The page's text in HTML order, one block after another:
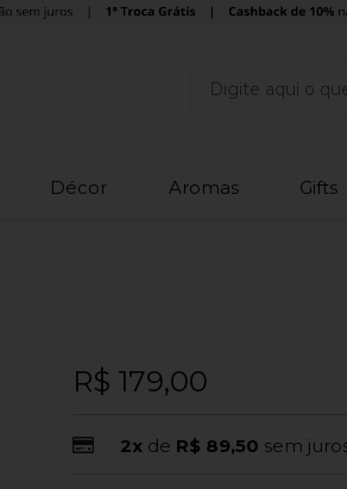
Décor Aromas Gifts
R$ 179,00
2x de R$ 89,50 sem